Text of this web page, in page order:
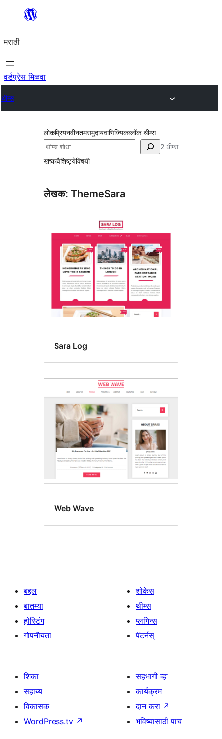
सामुग्रीवर
मराठी
वर्डप्रेस मिळवा
थीम्स
लोकप्रियनवीनतमसमुदायवाणिज्यिकब्लॉक थीम्स
शोधा
2 थीम्स
खाकावैशिष्ट्येविषयी
लेखक: ThemeSara
Sara Log
Web Wave
बद्दल
बातम्या
होस्टिंग
गोपनीयता
शोकेस
थीम्स
प्लगिन्स
पॅटर्नस्
शिका
सहाय्य
विकासक
WordPress.tv ↗
सहभागी व्हा
कार्यक्रम
दान करा ↗
भविष्यासाठी पाच